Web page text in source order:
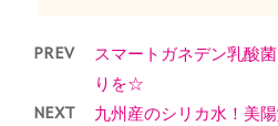
PREV
スマートガネデン乳酸
りを☆
NEXT
九州産のシリカ水！美